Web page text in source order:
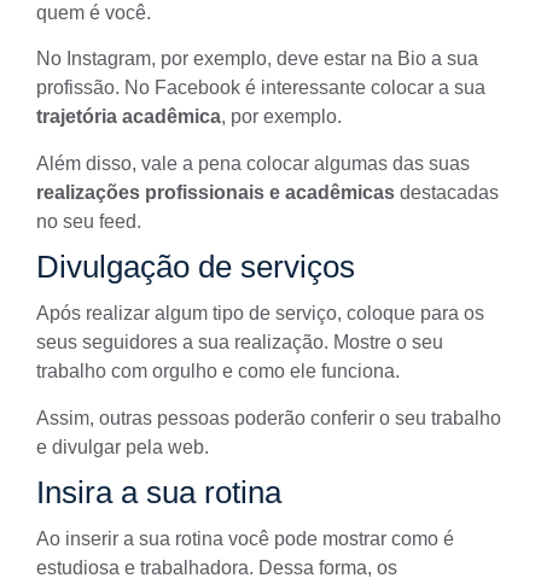
quem é você.
No Instagram, por exemplo, deve estar na Bio a sua
profissão. No Facebook é interessante colocar a sua
trajetória acadêmica, por exemplo.
Além disso, vale a pena colocar algumas das suas
realizações profissionais e acadêmicas destacadas
no seu feed.
Divulgação de serviços
Após realizar algum tipo de serviço, coloque para os
seus seguidores a sua realização. Mostre o seu
trabalho com orgulho e como ele funciona.
Assim, outras pessoas poderão conferir o seu trabalho
e divulgar pela web.
Insira a sua rotina
Ao inserir a sua rotina você pode mostrar como é
estudiosa e trabalhadora. Dessa forma, os